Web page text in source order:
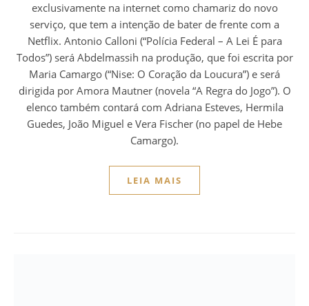
exclusivamente na internet como chamariz do novo
serviço, que tem a intenção de bater de frente com a
Netflix. Antonio Calloni (“Polícia Federal – A Lei É para
Todos”) será Abdelmassih na produção, que foi escrita por
Maria Camargo (“Nise: O Coração da Loucura”) e será
dirigida por Amora Mautner (novela “A Regra do Jogo”). O
elenco também contará com Adriana Esteves, Hermila
Guedes, João Miguel e Vera Fischer (no papel de Hebe
Camargo).
LEIA MAIS